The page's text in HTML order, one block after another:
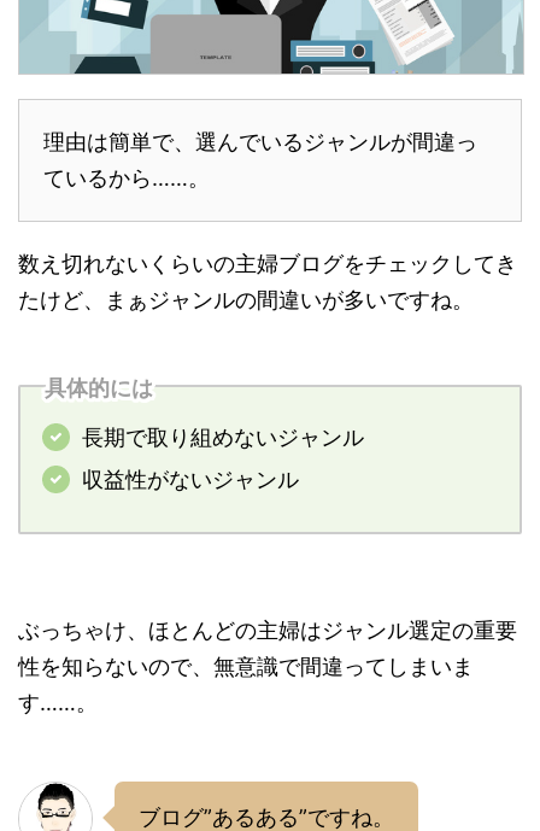
理由は簡単で、選んでいるジャンルが間違っ
ているから……。
数え切れないくらいの主婦ブログをチェックしてき
たけど、まぁジャンルの間違いが多いですね。
具体的には
長期で取り組めないジャンル
収益性がないジャンル
ぶっちゃけ、ほとんどの主婦はジャンル選定の重要
性を知らないので、無意識で間違ってしまいま
す……。
ブログ”あるある”ですね。